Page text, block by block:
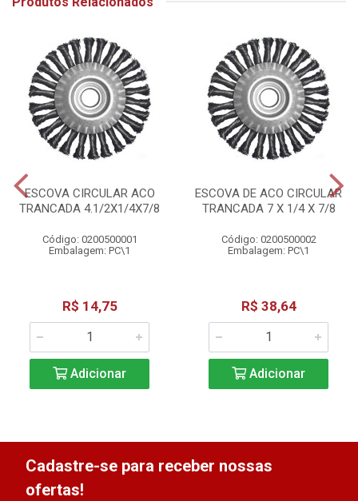
ESCOVA CIRCULAR ACO
TRANCADA 4.1/2X1/4X7/8
Código: 0200500001
Embalagem: PC\1
R$ 14,75
Adicionar
ESCOVA DE ACO CIRCULAR
TRANCADA 7 X 1/4 X 7/8
Código: 0200500002
Embalagem: PC\1
R$ 38,64
Adicionar
Cadastre-se para receber nossas
ofertas!